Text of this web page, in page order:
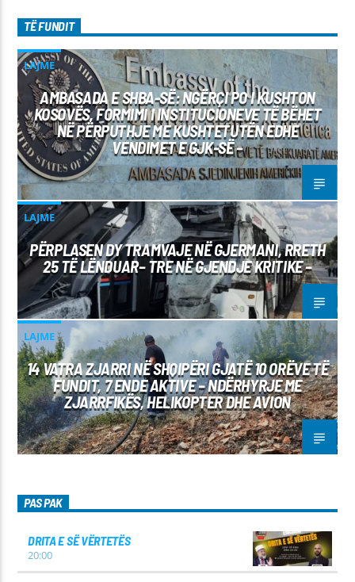
TË FUNDIT
LAJME
AMBASADA E SHBA-SË: NGËRÇI PO I KUSHTON
KOSOVËS, FORMIMI I INSTITUCIONEVE TË BËHET
NË PËRPUTHJE ME KUSHTETUTËN EDHE
VENDIMET E GJK-SË –
LAJME
PËRPLASEN DY TRAMVAJE NË GJERMANI, RRETH
25 TË LËNDUAR– TRE NË GJENDJE KRITIKE –
LAJME
14 VATRA ZJARRI NË SHQIPËRI GJATË 10 ORËVE TË
FUNDIT, 7 ENDE AKTIVE – NDËRHYRJE ME
ZJARRFIKËS, HELIKOPTER DHE AVION
PAS PAK
DRITA E SË VËRTETËS
20:00